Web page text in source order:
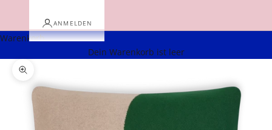
ANMELDEN
Warenkorb
Dein Warenkorb ist leer
Bild vergrößern